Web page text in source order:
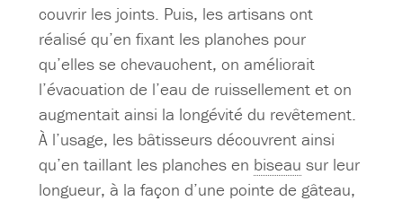
couvrir les joints. Puis, les artisans ont
réalisé qu’en fixant les planches pour
qu’elles se chevauchent, on améliorait
l’évacuation de l’eau de ruissellement et on
augmentait ainsi la longévité du revêtement.
À l’usage, les bâtisseurs découvrent ainsi
qu’en taillant les planches en biseau sur leur
longueur, à la façon d’une pointe de gâteau,